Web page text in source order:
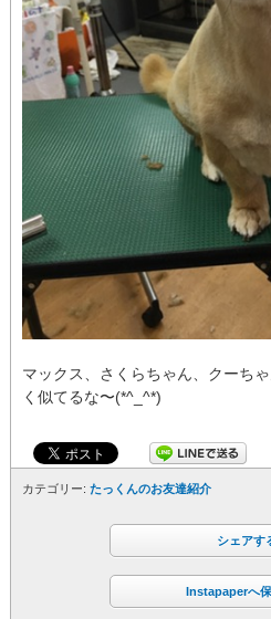
マックス、さくらちゃん、クーち
く似てるな〜(*^_^*)
カテゴリー: たっくんのお友達紹介
シェアす
Instapaperへ